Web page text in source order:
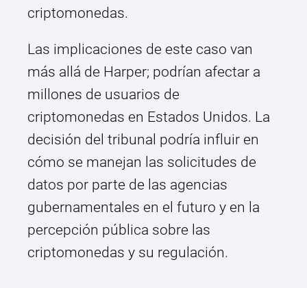
criptomonedas.
Las implicaciones de este caso van
más allá de Harper; podrían afectar a
millones de usuarios de
criptomonedas en Estados Unidos. La
decisión del tribunal podría influir en
cómo se manejan las solicitudes de
datos por parte de las agencias
gubernamentales en el futuro y en la
percepción pública sobre las
criptomonedas y su regulación.